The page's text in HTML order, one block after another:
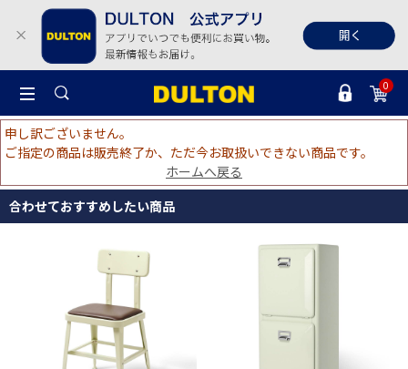
0
申し訳ございません。
ご指定の商品は販売終了か、ただ今お取扱いできない商品です。
ホームへ戻る
合わせておすすめしたい商品